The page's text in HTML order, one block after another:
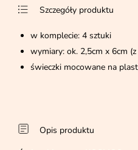
Szczegóły produktu
w komplecie: 4 sztuki
wymiary: ok. 2,5cm x 6cm
świeczki mocowane na
Opis produktu